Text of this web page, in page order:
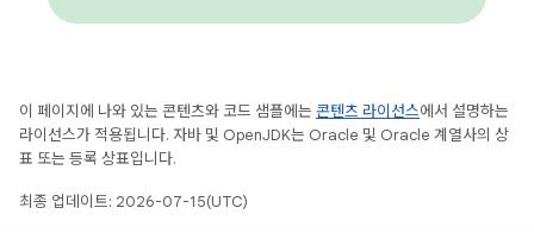
이 페이지에 나와 있는 콘텐츠와 코드 샘플에는 콘텐츠 라이선스에서 설명하는
라이선스가 적용됩니다. 자바 및 OpenJDK는 Oracle 및 Oracle 계열사의 상
표 또는 등록 상표입니다.
최종 업데이트: 2026-07-15(UTC)